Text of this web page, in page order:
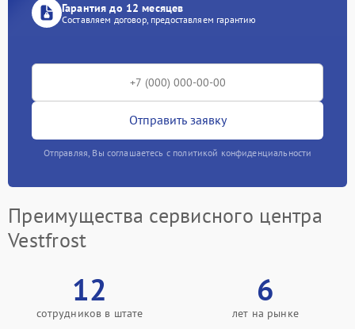
Гарантия до 12 месяцев
Составляем договор, предоставляем гарантию
Отправить заявку
Отправляя, Вы соглашаетесь с политикой конфиденциальности
Преимущества сервисного центра
Vestfrost
12
сотрудников в штате
6
лет на рынке